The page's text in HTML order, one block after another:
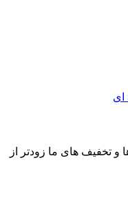
و تخفیف های ما زودتر از